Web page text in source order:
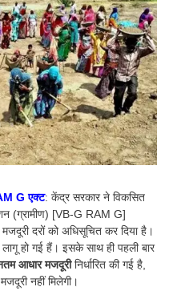
G एक्ट: केंद्र सरकार ने विकसित
(ग्रामीण) [VB-G RAM G]
दरों को अधिसूचित कर दिया है।
हो गई हैं। इसके साथ ही पहली बार
आधार मजदूरीनिर्धारित की गई है,
नहीं मिलेगी।